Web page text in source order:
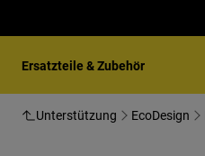
Ersatzteile & Zubehör
Unterstützung EcoDesign